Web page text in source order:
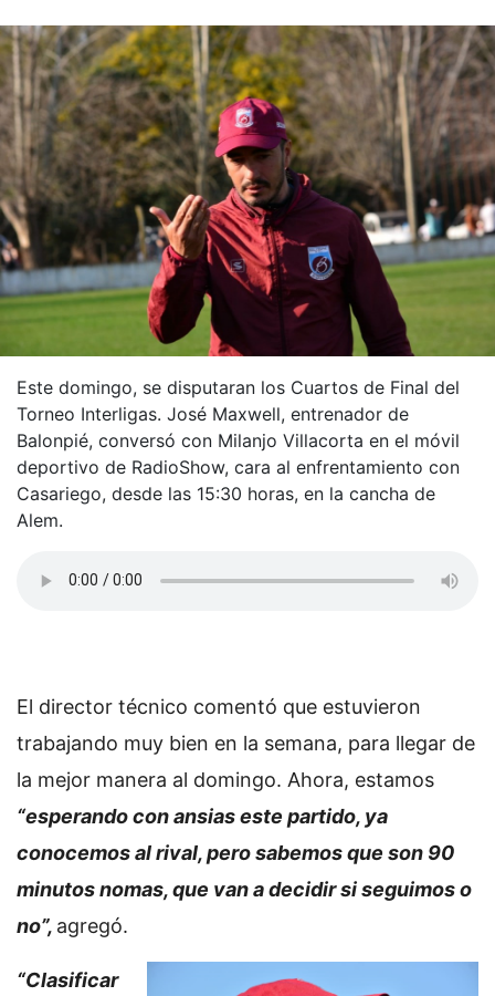
Este domingo, se disputaran los Cuartos de Final del
Torneo Interligas. José Maxwell, entrenador de
Balonpié, conversó con Milanjo Villacorta en el móvil
deportivo de RadioShow, cara al enfrentamiento con
Casariego, desde las 15:30 horas, en la cancha de
Alem.
El director técnico comentó que estuvieron
trabajando muy bien en la semana, para llegar de
la mejor manera al domingo. Ahora, estamos
“esperando con ansias este partido, ya
conocemos al rival, pero sabemos que son 90
minutos nomas, que van a decidir si seguimos o
no”, agregó.
“Clasificar